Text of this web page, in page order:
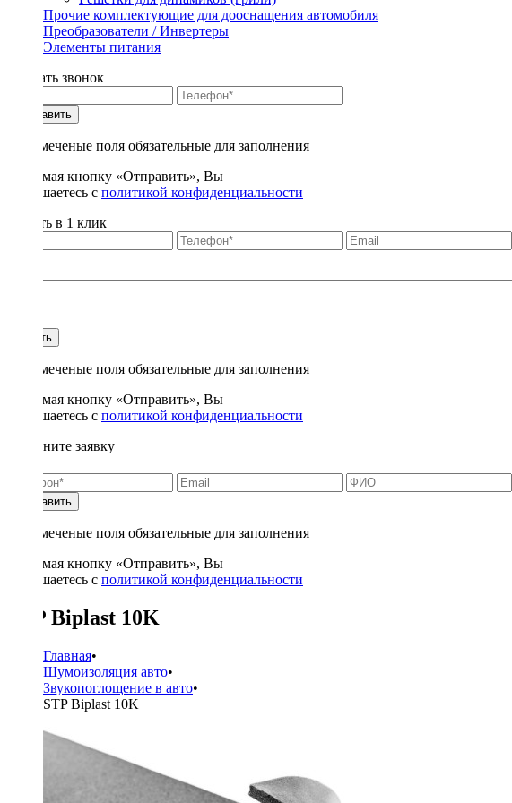
Прочие комплектующие для дооснащения автомобиля
Преобразователи / Инвертеры
Элементы питания
Заказать звонок
Отправить
* - отмеченые поля обязательные для заполнения
Нажимая кнопку «Отправить», Вы
соглашаетесь с политикой конфиденциальности
Купить в 1 клик
Купить
* - отмеченые поля обязательные для заполнения
Нажимая кнопку «Отправить», Вы
соглашаетесь с политикой конфиденциальности
Заполните заявку
Отправить
* - отмеченые поля обязательные для заполнения
Нажимая кнопку «Отправить», Вы
соглашаетесь с политикой конфиденциальности
STP Biplast 10K
Главная•
Шумоизоляция авто•
Звукопоглощение в авто•
STP Biplast 10K